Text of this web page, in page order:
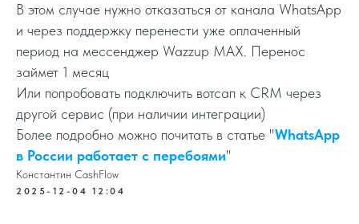
В этом случае нужно отказаться от канала WhatsApp
и через поддержку перенести уже оплаченный
период на мессенджер Wazzup MAX. Перенос
займет 1 месяц
Или попробовать подключить вотсап к CRM через
другой сервис (при наличии интеграции)
Более подробно можно почитать в статье "WhatsApp
в России работает с перебоями"
Константин CashFlow
2025-12-04 12:04